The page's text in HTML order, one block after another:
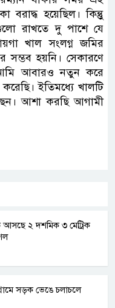
বরাদ্ধ হয়েছিল। কিন্তুু
রাখতে দু পাশে যে
খাল সংলগ্ন জমির
সম্ভব হয়নি। সেকারণে
আমি আবারও নতুন করে
ইতিমধ্যে খালটি
আশা করছি আগামী
২ দশমিক ৩ মেট্রিক
সড়ক ভেঙে চলাচলে